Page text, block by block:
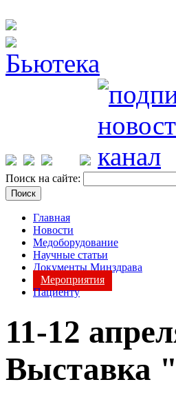
Поиск на сайте:
Главная
Новости
Медоборудование
Научные статьи
Документы Минздрава
Мероприятия
Пациенту
11-12
Выставка